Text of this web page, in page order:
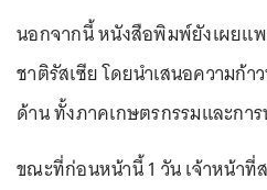
นอกจากนี้ หนังสือพิมพ์ยังเผยแ
ชาติรัสเซีย โดยนำเสนอความก้า
ด้าน ทั้งภาคเกษตรกรรมและกา
ขณะที่ก่อนหน้านี้ 1 วัน เจ้าหน้าที่